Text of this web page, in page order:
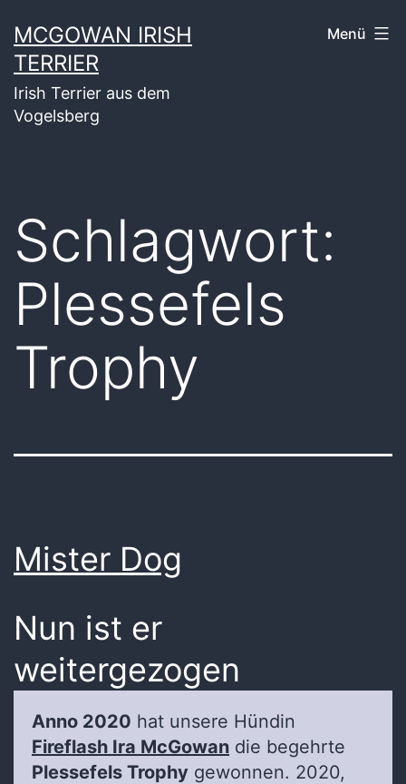
Inhalt
springen
MCGOWAN IRISH
TERRIER
Irish Terrier aus dem
Vogelsberg
Menü
Schlagwort:
Plessefels
Trophy
Mister Dog
Nun ist er
weitergezogen
Anno 2020 hat unsere Hündin
Fireflash Ira McGowan die begehrte
Plessefels Trophy gewonnen. 2020,